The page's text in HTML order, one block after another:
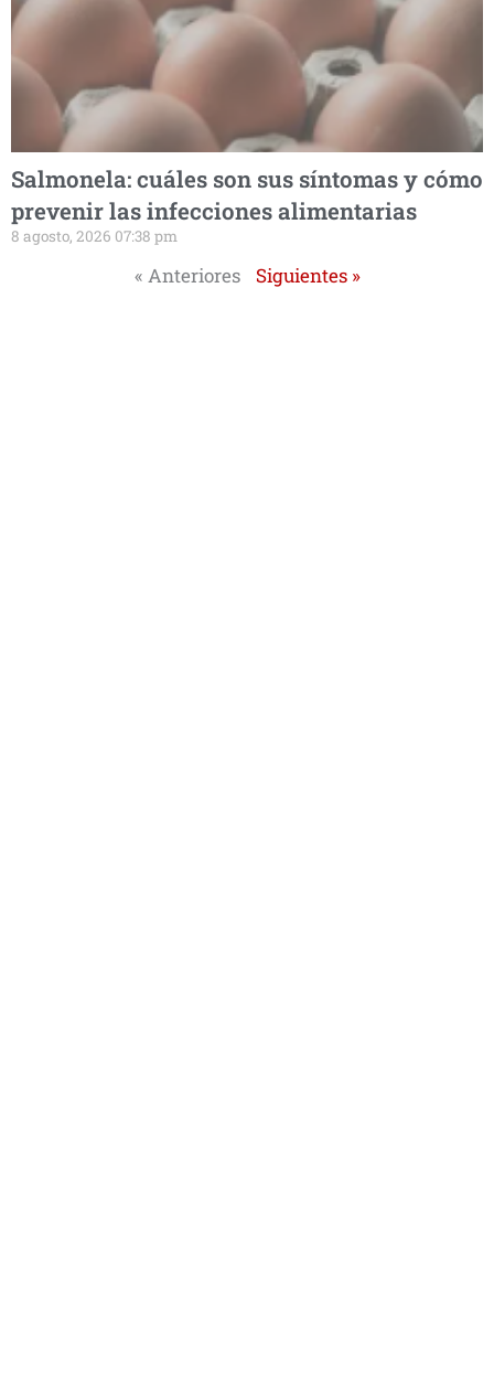
Salmonela: cuáles son sus síntomas y cómo
prevenir las infecciones alimentarias
8 agosto, 2026 07:38 pm
« Anteriores Siguientes »